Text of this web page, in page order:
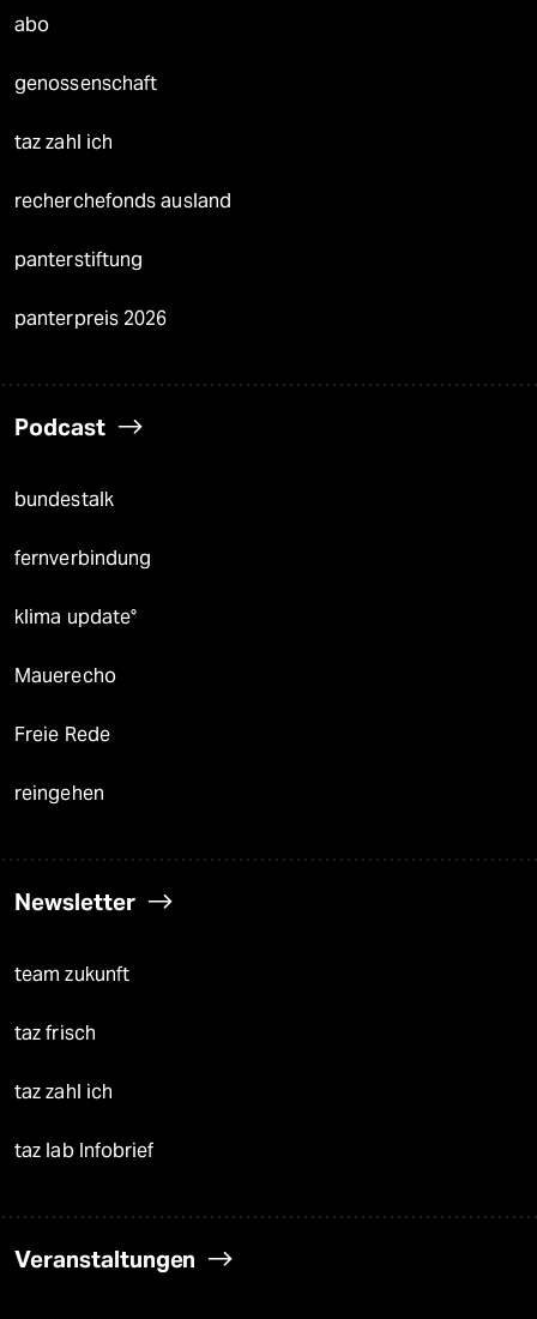
abo
genossenschaft
taz zahl ich
recherchefonds ausland
panterstiftung
panterpreis 2026
Podcast
bundestalk
fernverbindung
klima update°
Mauerecho
Freie Rede
reingehen
Newsletter
team zukunft
taz frisch
taz zahl ich
taz lab Infobrief
Veranstaltungen